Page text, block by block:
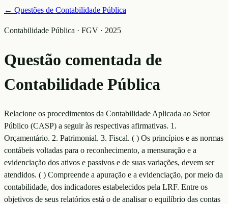
← Questões de Contabilidade Pública
Contabilidade Pública · FGV · 2025
Questão comentada de
Contabilidade Pública
Relacione os procedimentos da Contabilidade Aplicada ao Setor
Público (CASP) a seguir às respectivas afirmativas. 1.
Orçamentário. 2. Patrimonial. 3. Fiscal. ( ) Os princípios e as normas
contábeis voltadas para o reconhecimento, a mensuração e a
evidenciação dos ativos e passivos e de suas variações, devem ser
atendidos. ( ) Compreende a apuração e a evidenciação, por meio da
contabilidade, dos indicadores estabelecidos pela LRF. Entre os
objetivos de seus relatórios está o de analisar o equilíbrio das contas